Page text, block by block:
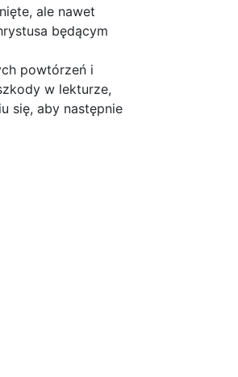
ale nawet
będącym
powtórzeń i
w lekturze,
się, aby następnie